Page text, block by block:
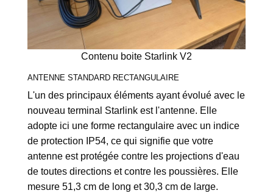
Contenu boite Starlink V2
ANTENNE STANDARD RECTANGULAIRE
L'un des principaux éléments ayant évolué avec le
nouveau terminal Starlink est l'antenne. Elle
adopte ici une forme rectangulaire avec un indice
de protection IP54, ce qui signifie que votre
antenne est protégée contre les projections d'eau
de toutes directions et contre les poussières. Elle
mesure 51,3 cm de long et 30,3 cm de large.